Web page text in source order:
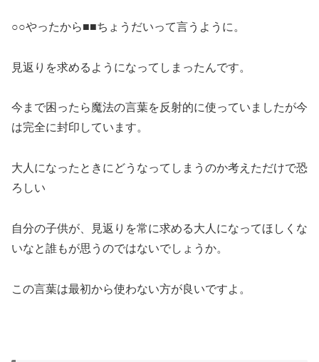
○○やったから■■ちょうだいって言うように。
見返りを求めるようになってしまったんです。
今まで困ったら魔法の言葉を反射的に使っていましたが今
は完全に封印しています。
大人になったときにどうなってしまうのか考えただけで恐
ろしい
自分の子供が、見返りを常に求める大人になってほしくな
いなと誰もが思うのではないでしょうか。
この言葉は最初から使わない方が良いですよ。